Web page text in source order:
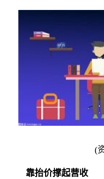
(
靠抬价撑起营收